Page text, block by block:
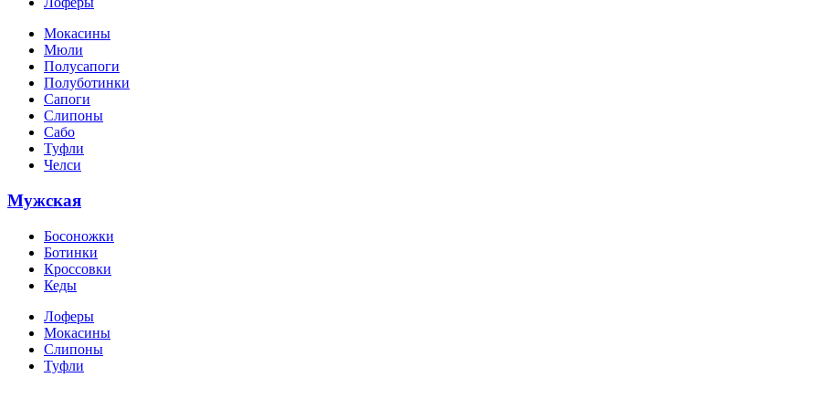
Мокасины
Мюли
Полусапоги
Полуботинки
Сапоги
Слипоны
Сабо
Туфли
Челси
Мужская
Босоножки
Ботинки
Кроссовки
Кеды
Лоферы
Мокасины
Слипоны
Туфли